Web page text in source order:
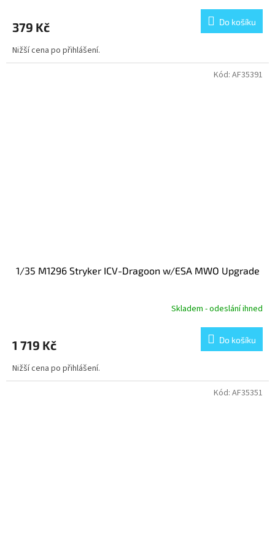
379 Kč Do košíku
Nižší cena po přihlášení.
1/35 M1296 Stryker ICV-Dragoon w/ESA MWO Upgrade
Skladem - odeslání ihned
1 719 Kč Do košíku
Nižší cena po přihlášení.
Kód: AF35391
Kód: AF35351